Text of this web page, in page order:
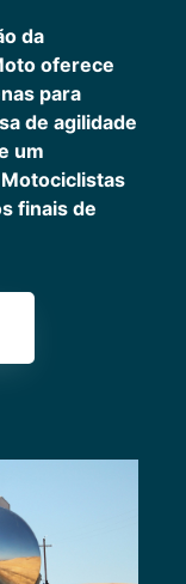
da
oferece
para
de agilidade
um
finais de